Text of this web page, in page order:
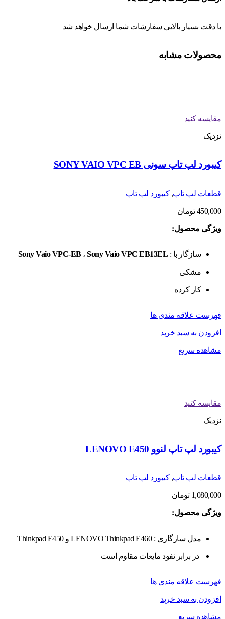
با دقت بسیار بالایی سفارشات شما ارسال خواهد شد
محصولات مشابه
مقایسه کنید
نزدیک
کیبورد لپ تاپ سونی SONY VAIO VPC EB
قطعات لپ تاپ,کیبورد لپ تاپ
450,000 تومان
ویژگی محصول:
سازگار با : Sony Vaio VPC-EB ، Sony Vaio VPC EB13EL
مشکی
کار کرده
فهرست علاقه مندی ها
افزودن به سبد خرید
مشاهده سریع
مقایسه کنید
نزدیک
کیبورد لپ تاپ لنوو LENOVO E450
قطعات لپ تاپ,کیبورد لپ تاپ
1,080,000 تومان
ویژگی محصول:
مدل سازگاری : LENOVO Thinkpad E460 و Thinkpad E450
در برابر نفود مایعات مقاوم است
فهرست علاقه مندی ها
افزودن به سبد خرید
مشاهده سریع